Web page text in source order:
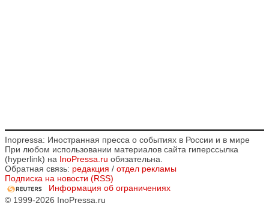
Inopressa: Иностранная пресса о событиях в России и в мире
При любом использовании материалов сайта гиперссылка
(hyperlink) на InoPressa.ru обязательна.
Обратная связь: редакция / отдел рекламы
Подписка на новости (RSS)
Информация об ограничениях
© 1999-2026 InoPressa.ru